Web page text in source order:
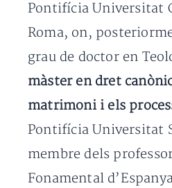
Pontifícia Universitat
Roma, on,
grau de doctor en
màster en dret
matrimoni i els
Pontifícia Universitat
membre dels
Fonamental